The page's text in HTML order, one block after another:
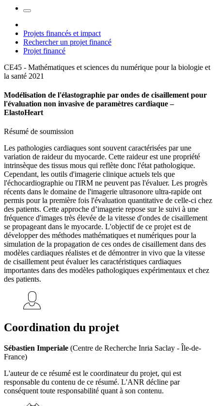
Projets financés et impact
Rechercher un projet financé
Projet financé
CE45 - Mathématiques et sciences du numérique pour la biologie et
la santé 2021
Modélisation de l'élastographie par ondes de cisaillement pour
l'évaluation non invasive de paramètres cardiaque –
ElastoHeart
Résumé de soumission
Les pathologies cardiaques sont souvent caractérisées par une
variation de raideur du myocarde. Cette raideur est une propriété
intrinsèque des tissus mous qui reflète donc l'état pathologique.
Cependant, les outils d'imagerie clinique actuels tels que
l'échocardiographie ou l'IRM ne peuvent pas l'évaluer. Les progrès
récents dans le domaine de l'imagerie ultrasonore ultra-rapide ont
permis pour la première fois l'évaluation quantitative de celle-ci chez
des patients. Cette approche d’imagerie repose sur le suivi à une
fréquence d'images très élevée de la vitesse d'ondes de cisaillement
se propageant dans le myocarde. L'objectif de ce projet est de
développer des méthodes mathématiques et numériques pour la
simulation de la propagation de ces ondes de cisaillement dans des
modèles cardiaques réalistes et de démontrer in vivo que la vitesse
de cisaillement peut évaluer les caractéristiques cardiaques
importantes dans des modèles pathologiques expérimentaux et chez
des patients.
Coordination du projet
Sébastien Imperiale (Centre de Recherche Inria Saclay - Île-de-
France)
L'auteur de ce résumé est le coordinateur du projet, qui est
responsable du contenu de ce résumé. L'ANR décline par
conséquent toute responsabilité quant à son contenu.